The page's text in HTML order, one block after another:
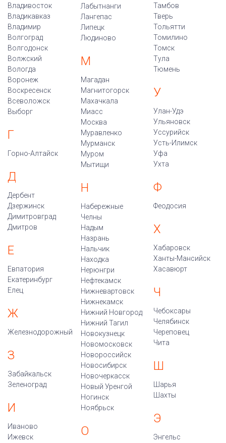
Владивосток
Владикавказ
Владимир
Волгоград
Волгодонск
Волжский
Вологда
Воронеж
Воскресенск
Всеволожск
Выборг
Г
Горно-Алтайск
Д
Дербент
Дзержинск
Димитровград
Дмитров
Е
Евпатория
Екатеринбург
Елец
Ж
Железнодорожный
З
Забайкальск
Зеленоград
И
Иваново
Ижевск
Лабытнанги
Лангепас
Липецк
Людиново
М
Магадан
Магнитогорск
Махачкала
Миасс
Москва
Муравленко
Мурманск
Муром
Мытищи
Н
Набережные
Челны
Надым
Назрань
Нальчик
Находка
Нерюнгри
Нефтекамск
Нижневартовск
Нижнекамск
Нижний Новгород
Нижний Тагил
Новокузнецк
Новомосковск
Новороссийск
Новосибирск
Новочеркасск
Новый Уренгой
Ногинск
Ноябрьск
О
Тамбов
Тверь
Тольятти
Томилино
Томск
Тула
Тюмень
У
Улан-Удэ
Ульяновск
Уссурийск
Усть-Илимск
Уфа
Ухта
Ф
Феодосия
Х
Хабаровск
Ханты-Мансийск
Хасавюрт
Ч
Чебоксары
Челябинск
Череповец
Чита
Ш
Шарья
Шахты
Э
Энгельс